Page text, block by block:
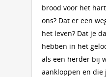
brood voor het
ons? Dat er een
het leven? Dat je
hebben in het
als een herder bij
aankloppen en die